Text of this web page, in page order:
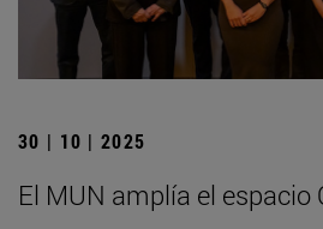
30 | 10 | 2025
El MUN amplía el espacio